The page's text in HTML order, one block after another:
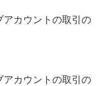
カウントの取引の
カウントの取引の